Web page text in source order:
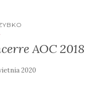
AOC 2018
2020